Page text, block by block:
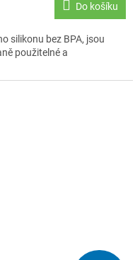
Do košíku
silikonu bez BPA, jsou
použitelné a